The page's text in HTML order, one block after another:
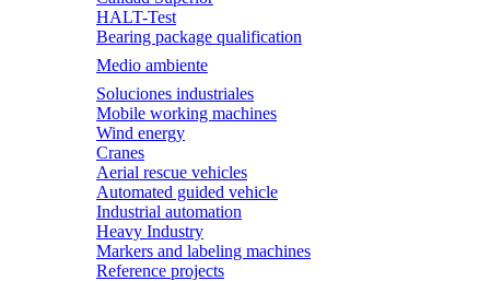
HALT-Test
Bearing package qualification
Medio ambiente
Soluciones industriales
Mobile working machines
Wind energy
Cranes
Aerial rescue vehicles
Automated guided vehicle
Industrial automation
Heavy Industry
Markers and labeling machines
Reference projects